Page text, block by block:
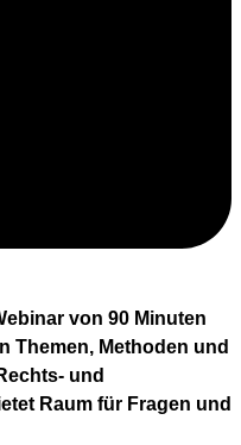
von 90 Minuten
Themen, Methoden und
und
Raum für Fragen und